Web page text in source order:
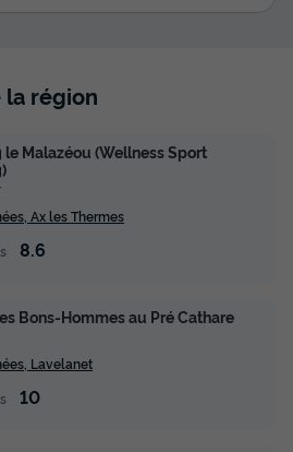
la région
Malazéou (Wellness Sport
Ax les Thermes
8.6
Bons-Hommes au Pré Cathare
Lavelanet
10